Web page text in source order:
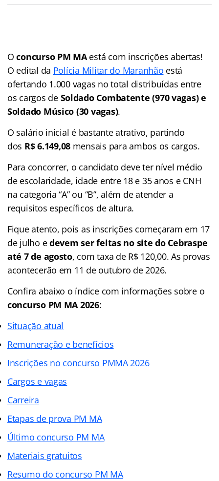
Oconcurso PM MAestá com inscrições abertas!
O edital da Polícia Militar do Maranhão está
ofertando 1.000 vagas no total distribuídas entre
os cargos de Soldado Combatente (970 vagas) e
Soldado Músico (30 vagas).
O salário inicial é bastante atrativo, partindo
dos R$ 6.149,08mensais para ambos os cargos.
Para concorrer, o candidato deve ter nível médio
de escolaridade, idade entre 18 e 35 anos e CNH
na categoria “A” ou “B”, além de atender a
requisitos específicos de altura.
Fique atento, pois as inscrições começaram em 17
de julho edevem ser feitas no site do Cebraspe
até 7 de agosto, com taxa de R$ 120,00. As provas
acontecerão em 11 de outubro de 2026.
Confira abaixo o índicecom informações sobre o
concurso PM MA 2026:
Situação atual
Remuneração e benefícios
Inscrições no concurso PMMA 2026
Cargos e vagas
Carreira
Etapas de prova PM MA
Último concurso PM MA
Materiais gratuitos
Resumo do concurso PM MA